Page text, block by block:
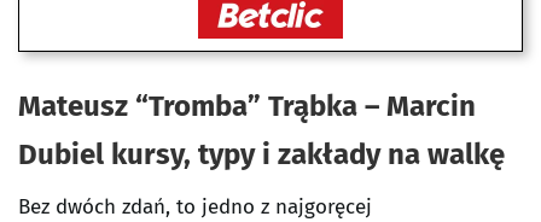
Mateusz “Tromba” Trąbka – Marcin
Dubiel kursy, typy i zakłady na walkę
Bez dwóch zdań, to jedno z najgoręcej